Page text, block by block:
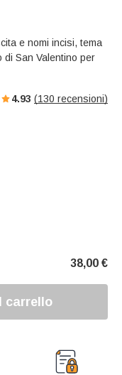
f
u
s
nomi incisi, tema
di San Valentino per
4.93 (130 recensioni)
38,00 €
carrello